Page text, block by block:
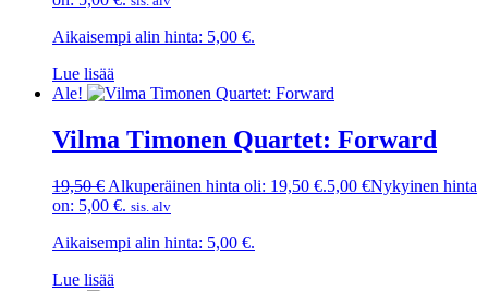
Aikaisempi alin hinta: 5,00 €.
Lue lisää
Ale!
Vilma Timonen Quartet: Forward
19,50€ Alkuperäinen hinta oli: 19,50 €.5,00 €Nykyinen hinta
on: 5,00 €. sis. alv
Aikaisempi alin hinta: 5,00 €.
Lue lisää